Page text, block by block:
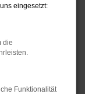
eingesetzt:
die
Funktionalität